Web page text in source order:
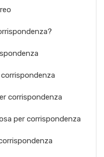
corrispondenza
per corrispondenza